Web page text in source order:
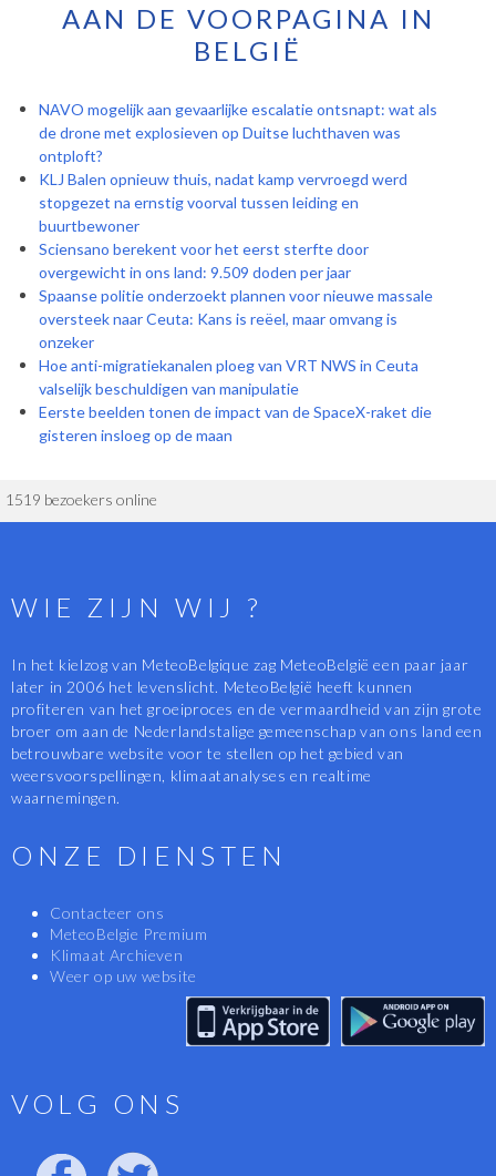
AAN DE VOORPAGINA IN
BELGIË
NAVO mogelijk aan gevaarlijke escalatie ontsnapt: wat als
de drone met explosieven op Duitse luchthaven was
ontploft?
KLJ Balen opnieuw thuis, nadat kamp vervroegd werd
stopgezet na ernstig voorval tussen leiding en
buurtbewoner
Sciensano berekent voor het eerst sterfte door
overgewicht in ons land: 9.509 doden per jaar
Spaanse politie onderzoekt plannen voor nieuwe massale
oversteek naar Ceuta: Kans is reëel, maar omvang is
onzeker
Hoe anti-migratiekanalen ploeg van VRT NWS in Ceuta
valselijk beschuldigen van manipulatie
Eerste beelden tonen de impact van de SpaceX-raket die
gisteren insloeg op de maan
1519 bezoekers online
WIE ZIJN WIJ ?
In het kielzog van MeteoBelgique zag MeteoBelgië een paar jaar
later in 2006 het levenslicht. MeteoBelgië heeft kunnen
profiteren van het groeiproces en de vermaardheid van zijn grote
broer om aan de Nederlandstalige gemeenschap van ons land een
betrouwbare website voor te stellen op het gebied van
weersvoorspellingen, klimaatanalyses en realtime
waarnemingen.
ONZE DIENSTEN
Contacteer ons
MeteoBelgie Premium
Klimaat Archieven
Weer op uw website
VOLG ONS